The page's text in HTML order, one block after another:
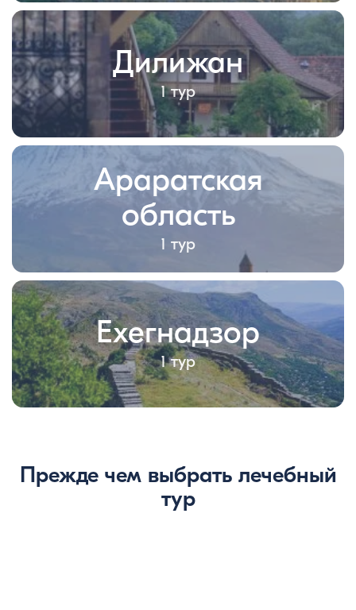
Дилижан
1 тур
Араратская
область
1 тур
Ехегнадзор
1 тур
Прежде чем выбрать лечебный
тур